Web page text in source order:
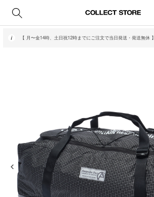
【 月〜金14時、土日祝12時までにご注文で当日発送・発送無休 】
【 アウトレット・20〜70%OFF商品はこちら 】
【 月〜金14時、土日祝12時までにご注文で当日発送・発送無休 】